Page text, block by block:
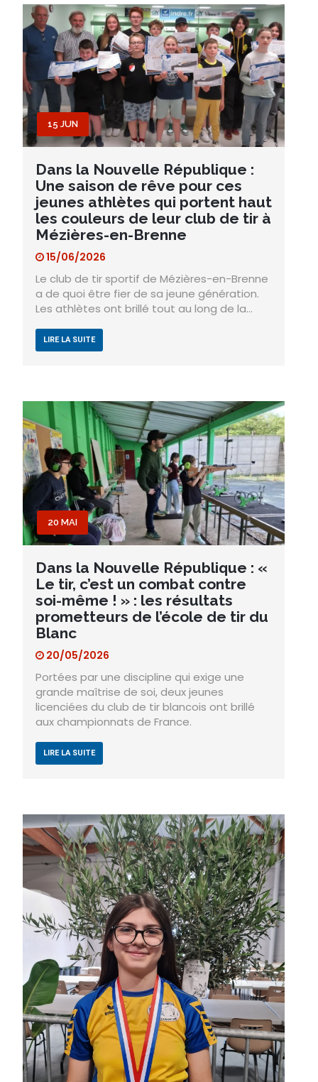
15 JUN
Dans la Nouvelle République :
Une saison de rêve pour ces
jeunes athlètes qui portent haut
les couleurs de leur club de tir à
Mézières-en-Brenne
15/06/2026
Le club de tir sportif de Mézières-en-Brenne
a de quoi être fier de sa jeune génération.
Les athlètes ont brillé tout au long de la…
LIRE LA SUITE
20 MAI
Dans la Nouvelle République : «
Le tir, c’est un combat contre
soi-même ! » : les résultats
prometteurs de l’école de tir du
Blanc
20/05/2026
Portées par une discipline qui exige une
grande maîtrise de soi, deux jeunes
licenciées du club de tir blancois ont brillé
aux championnats de France.
LIRE LA SUITE